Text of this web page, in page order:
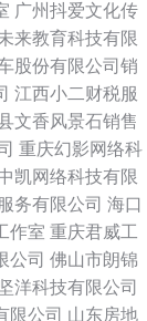
广州抖爱文化传
来教育科技有限
股份有限公司销
江西小二财税服
文香风景石销售
重庆幻影网络科
凯网络科技有限
务有限公司 海口
作室 重庆君威工
公司 佛山市朗锦
洋科技有限公司
限公司 山东房地